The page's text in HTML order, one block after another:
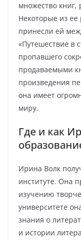
множество книг,
Некоторые из ее
принесли ей
«Путешествие в
пропавшего
продаваемыми
произведения
она имеет
миру.
Где и как
Ирина Волк
институте. Она
изучению
университете
знания о
и истории